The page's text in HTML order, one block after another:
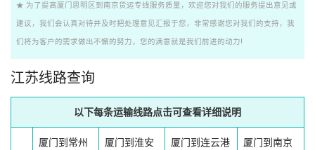
★ 为了提高厦门思明区到南京货运专线服务质量，欢迎您对我们的服务提出意见或
建议，我们会认真对待并及时把处理意见汇报于您，非常感谢您对我们的支持，我
们将为客户的需求做出不懈的努力，您的满意就是我们前进的动力!
江苏线路查询
以下每条运输线路点击可查看详细说明
厦门到常州
厦门到淮安
厦门到连云港
厦门到南京